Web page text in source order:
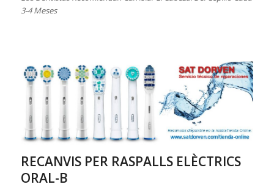
3-4 Meses
RECANVIS PER RASPALLS ELÈCTRICS
ORAL-B